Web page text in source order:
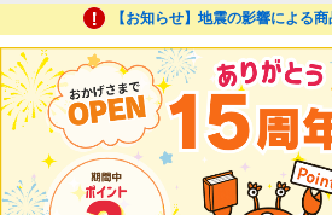
【お知らせ】地震の影響による